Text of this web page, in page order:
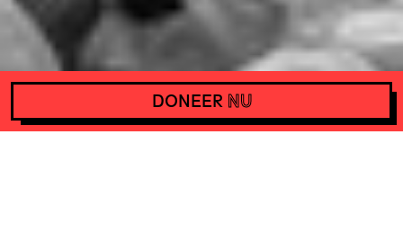
DONEER NU